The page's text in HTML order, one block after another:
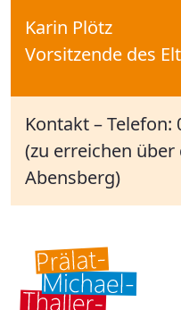
Karin Plötz
Vorsitzende des
Kontakt – Telefon:
​​​​​​​(zu erreichen
Abensberg)